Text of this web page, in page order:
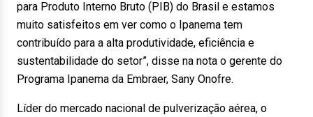
para Produto Interno Bruto (PIB) do Brasil e estamos
muito satisfeitos em ver como o Ipanema tem
contribuído para a alta produtividade, eficiência e
sustentabilidade do setor”, disse na nota o gerente do
Programa Ipanema da Embraer, Sany Onofre.
Líder do mercado nacional de pulverização aérea, o